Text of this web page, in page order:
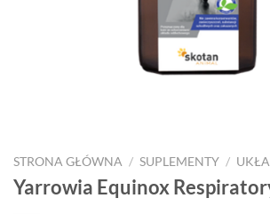
STRONA GŁÓWNA / SUPLEMENTY /
Yarrowia Equinox